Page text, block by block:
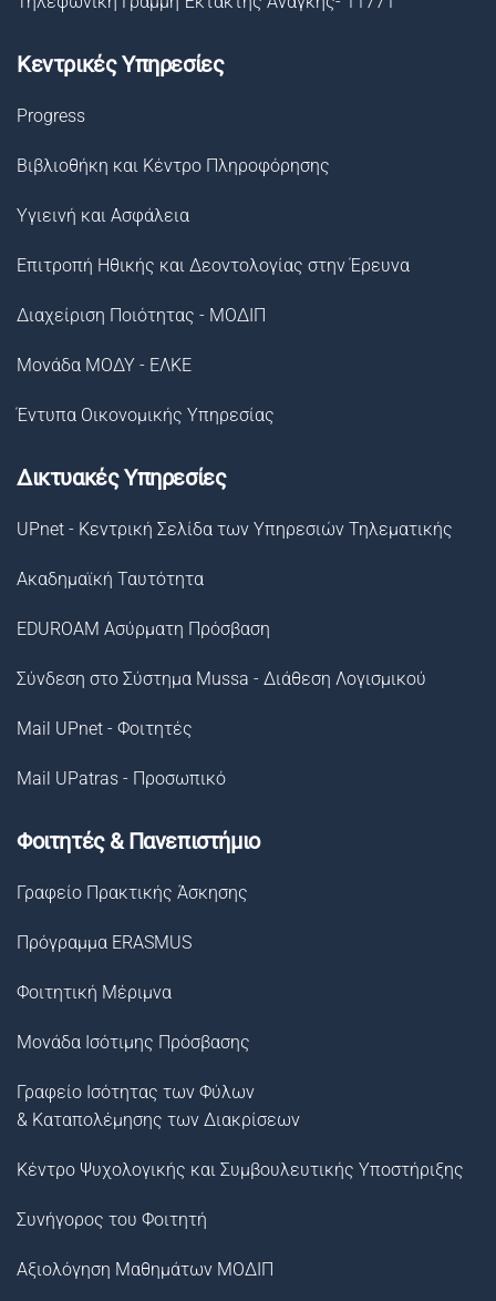
Κεντρικές Υπηρεσίες
Progress
Βιβλιοθήκη και Κέντρο Πληροφόρησης
Υγιεινή και Ασφάλεια
Επιτροπή Ηθικής και Δεοντολογίας στην Έρευνα
Διαχείριση Ποιότητας - ΜΟΔΙΠ
Μονάδα ΜΟΔΥ - ΕΛΚΕ
Έντυπα Οικονομικής Υπηρεσίας
Δικτυακές Υπηρεσίες
UPnet - Κεντρική Σελίδα των Υπηρεσιών Τηλεματικής
Ακαδημαϊκή Ταυτότητα
EDUROAM Ασύρματη Πρόσβαση
Σύνδεση στο Σύστημα Μussa - Διάθεση Λογισμικού
Mail UPnet - Φοιτητές
Mail UPatras - Προσωπικό
Φοιτητές & Πανεπιστήμιο
Γραφείο Πρακτικής Άσκησης
Πρόγραμμα ERASMUS
Φοιτητική Μέριμνα
Μονάδα Ισότιμης Πρόσβασης
Γραφείο Ισότητας των Φύλων
& Καταπολέμησης των Διακρίσεων
Κέντρο Ψυχολογικής και Συμβουλευτικής Υποστήριξης
Συνήγορος του Φοιτητή
Αξιολόγηση Μαθημάτων ΜΟΔΙΠ